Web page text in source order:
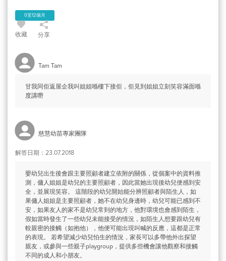
0至12個月
收藏 分享
Tam Tam
甘我同佢返屋企我叫姐姐喺樓下接佢，佢見到姐姐立刻笑容滿面喺
度講嘢
慈慧幼苗專家團隊
解答日期：23.07.2018
嬰幼兒出生後會跟主要照顧者建立依附的關係，從個案中的資料推
測，傭人姐姐是幼兒的主要照顧者，因此當她出現後幼兒便感到安
全，並展現笑容。 這階段的幼兒開始能分辨照顧者與陌生人，如
果傭人姐姐是主要照顧者，她不在幼兒身邊時，幼兒可能已感到不
安，如果友人的家不是幼兒常到的地方，他對環境也會感到陌生，
假如當時發生了一些幼兒未能接受的情況，如陌生人想要跟幼兒有
較親密的接觸（如抱他），他便可能出現叫喊的反應，這都是正常
的表現。 若希望減少幼兒怕生的情況，家長可以多帶他外出探望
親友，或參與一些親子playgroup，提供多些機會讓他觀察和接觸
不同的成人和小朋友。